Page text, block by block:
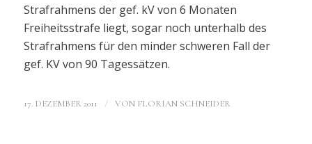
Strafrahmens der gef. kV von 6 Monaten
Freiheitsstrafe liegt, sogar noch unterhalb des
Strafrahmens für den minder schweren Fall der
gef. KV von 90 Tagessätzen.
17. DEZEMBER 2011 / VON FLORIAN SCHNEIDER